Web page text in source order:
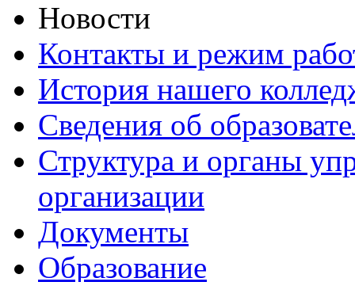
Новости
Контакты и режим
История нашего
Сведения об
Структура и органы
организации
Документы
Образование